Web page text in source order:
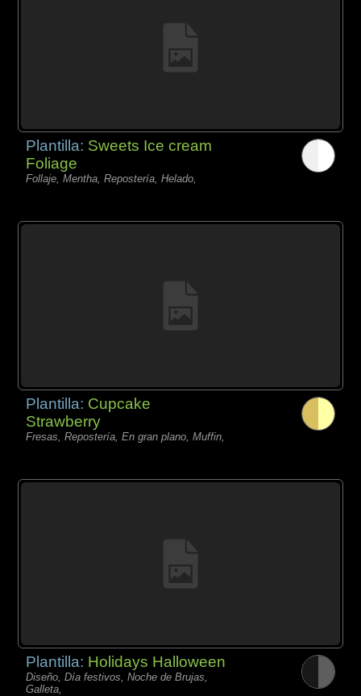
Plantilla: Sweets Ice cream
Foliage
Follaje, Mentha, Repostería, Helado,
Plantilla: Cupcake
Strawberry
Fresas, Repostería, En gran plano, Muffin,
Plantilla: Holidays Halloween
Diseño, Día festivos, Noche de Brujas,
Galleta,